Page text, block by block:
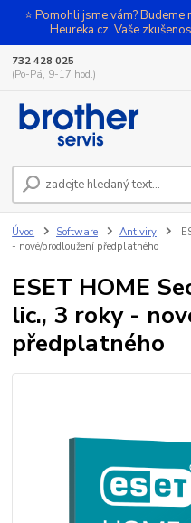
⭐ Pomohli jsme vám?
Heureka.cz. Vaše
732 428 025
(Po-Pá, 9-17 hod.)
Úvod Software Antiviry
- nové/prodloužení předplatného
ESET HOME
lic., 3 roky -
předplatného